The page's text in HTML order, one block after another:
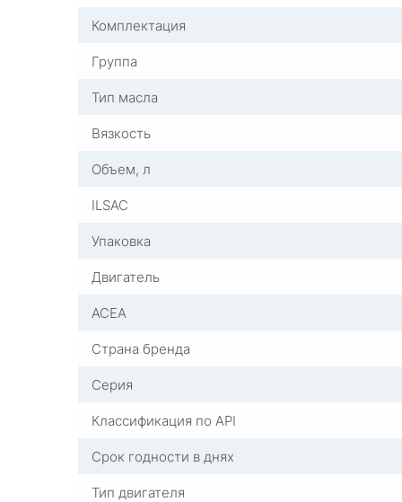
Комплектация
Группа
Тип масла
Вязкость
Объем, л
ILSAC
Упаковка
Двигатель
ACEA
Страна бренда
Серия
Классификация по API
Срок годности в днях
Тип двигателя